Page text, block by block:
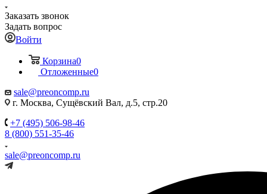
Заказать звонок
Задать вопрос
Войти
Корзина0
Отложенные0
sale@preoncomp.ru
г. Москва, Сущёвский Вал, д.5, стр.20
+7 (495) 506-98-46
8 (800) 551-35-46
sale@preoncomp.ru